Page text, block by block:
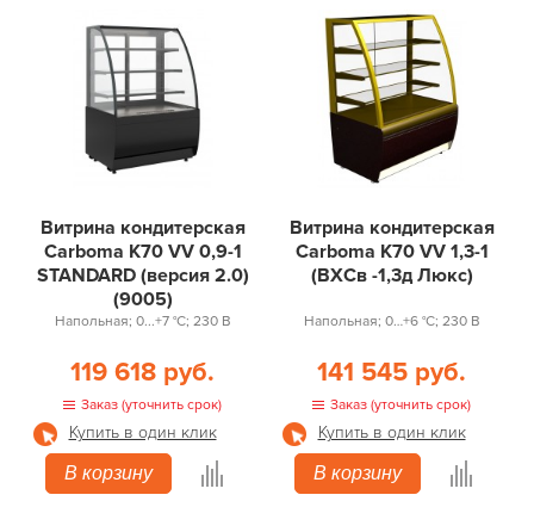
Витрина кондитерская
Carboma K70 VV 0,9-1
STANDARD (версия 2.0)
(9005)
Напольная; 0...+7 °С; 230 В
119 618 руб.
Заказ (уточнить срок)
Купить в один клик
В корзину
Витрина кондитерская
Carboma K70 VV 1,3-1
(ВХСв -1,3д Люкс)
Напольная; 0…+6 °С; 230 В
141 545 руб.
Заказ (уточнить срок)
Купить в один клик
В корзину